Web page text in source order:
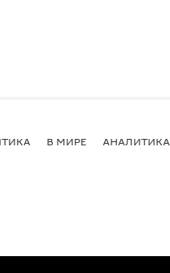
В МИРЕ АНАЛИТИКА